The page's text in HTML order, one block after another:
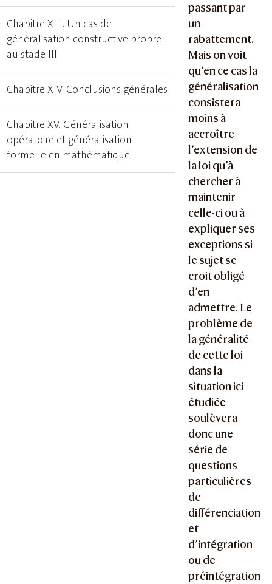
passant par
un
rabattement.
Mais on voit
qu’en ce cas la
généralisation
consistera
moins à
accroître
l’extension de
la loi qu’à
chercher à
maintenir
celle-ci ou à
expliquer ses
exceptions si
le sujet se
croit obligé
d’en
admettre. Le
problème de
la généralité
de cette loi
dans la
situation ici
étudiée
soulèvera
donc une
série de
questions
particulières
de
différenciation
et
d’intégration
ou de
préintégration
Chapitre XIII. Un cas de
généralisation constructive propre
au stade III
Chapitre XIV. Conclusions générales
Chapitre XV. Généralisation
opératoire et généralisation
formelle en mathématique